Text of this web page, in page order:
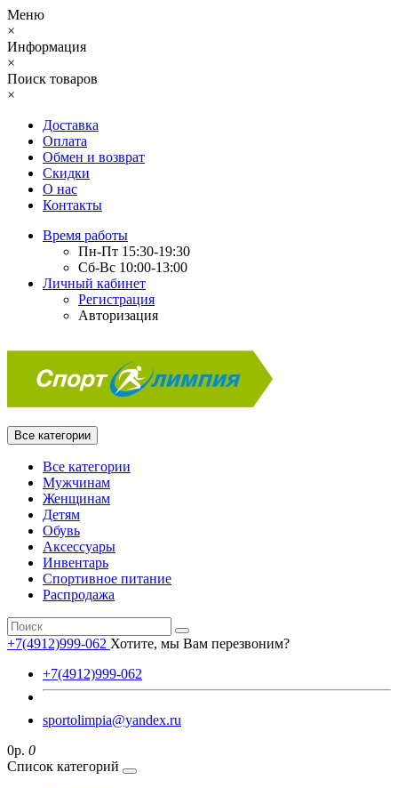
Меню
×
Информация
×
Поиск товаров
×
Доставка
Оплата
Обмен и возврат
Скидки
О нас
Контакты
Время работы
Пн-Пт 15:30-19:30
Сб-Вс 10:00-13:00
Личный кабинет
Регистрация
Авторизация
Все категории
Все категории
Мужчинам
Женщинам
Детям
Обувь
Аксессуары
Инвентарь
Спортивное питание
Распродажа
+7(4912)999-062 Хотите, мы Вам перезвоним?
+7(4912)999-062
sportolimpia@yandex.ru
0р. 0
Список категорий